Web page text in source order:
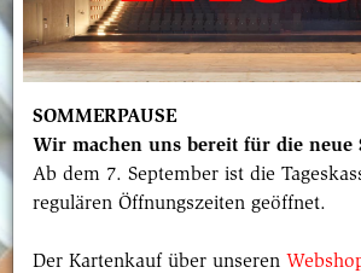
SOMMERPAUSE
Wir machen uns bereit für die neue
Ab dem 7. September ist die
regulären Öffnungszeiten geöffnet.
Der Kartenkauf über unseren